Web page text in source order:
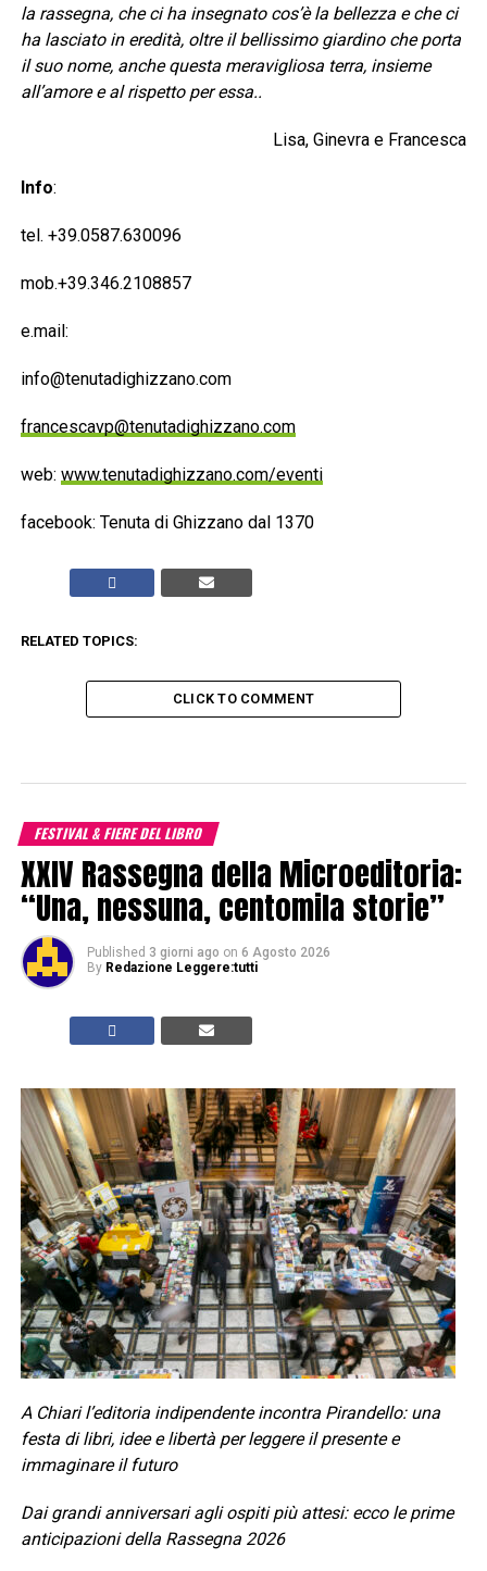
la rassegna, che ci ha insegnato cos’è la bellezza e che ci
ha lasciato in eredità, oltre il bellissimo giardino che porta
il suo nome, anche questa meravigliosa terra, insieme
all’amore e al rispetto per essa..
Lisa, Ginevra e Francesca
Info:
tel. +39.0587.630096
mob.+39.346.2108857
e.mail:
info@tenutadighizzano.com
francescavp@tenutadighizzano.com
web: www.tenutadighizzano.com/eventi
facebook: Tenuta di Ghizzano dal 1370
RELATED TOPICS:
CLICK TO COMMENT
FESTIVAL & FIERE DEL LIBRO
XXIV Rassegna della Microeditoria:
“Una, nessuna, centomila storie”
Published 3 giorni ago on 6 Agosto 2026
By Redazione Leggere:tutti
A Chiari l’editoria indipendente incontra Pirandello: una
festa di libri, idee e libertà per leggere il presente e
immaginare il futuro
Dai grandi anniversari agli ospiti più attesi: ecco le prime
anticipazioni della Rassegna 2026